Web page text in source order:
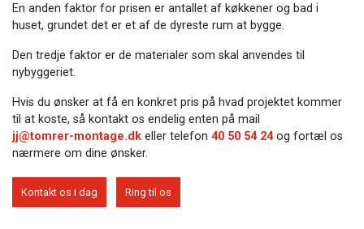
En anden faktor for prisen er antallet af køkkener og bad i
huset, grundet det er et af de dyreste rum at bygge.
Den tredje faktor er de materialer som skal anvendes til
nybyggeriet.
Hvis du ønsker at få en konkret pris på hvad projektet kommer
til at koste, så kontakt os endelig enten på mail
jj@tomrer-montage.dk eller telefon 40 50 54 24og fortæl os
nærmere om dine ønsker.
Kontakt os i dag Ring til os